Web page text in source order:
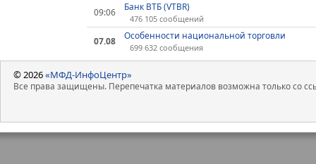
09:06 Банк ВТБ (VTBR)
476 105 сообщений
07.08 Особенности национальной торговли
699 632 сообщения
© 2026«МФД-ИнфоЦентр»
Все права защищены. Перепечатка материалов возможна только со